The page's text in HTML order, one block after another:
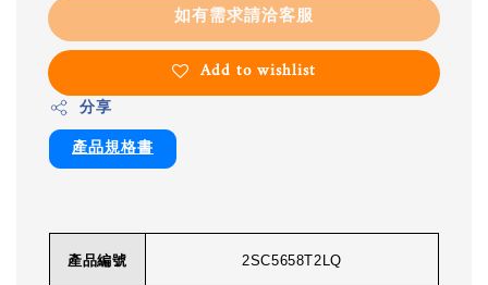
如有需求請洽客服
Add to wishlist
分享
產品規格書
產品編號 2SC5658T2LQ